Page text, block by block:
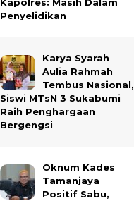
Penyelidikan
Karya Syarah
Aulia Rahmah
Tembus Nasional,
Siswi MTsN 3 Sukabumi
Raih Penghargaan
Bergengsi
Oknum Kades
Tamanjaya
Positif Sabu,